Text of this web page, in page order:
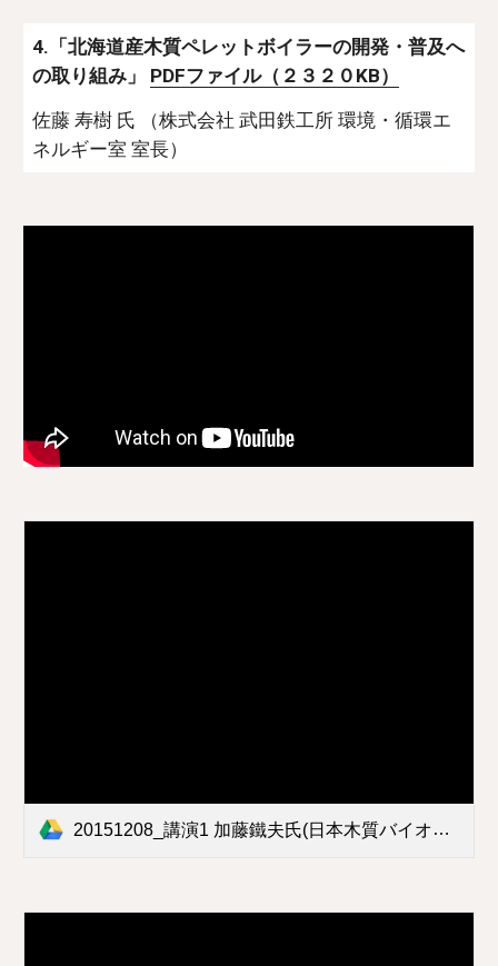
4.「北海道産木質ペレットボイラーの開発・普及へ
の取り組み」 PDFファイル（２３２０KB）
佐藤 寿樹 氏 （株式会社 武田鉄工所 環境・循環エ
ネルギー室 室長）
20151208_講演1 加藤鐵夫氏(日本木質バイオマスエネルギー協会）.pdf